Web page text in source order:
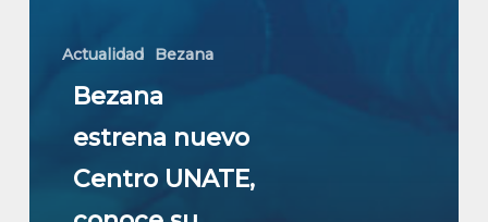
Actualidad Bezana
Bezana
estrena nuevo
Centro UNATE,